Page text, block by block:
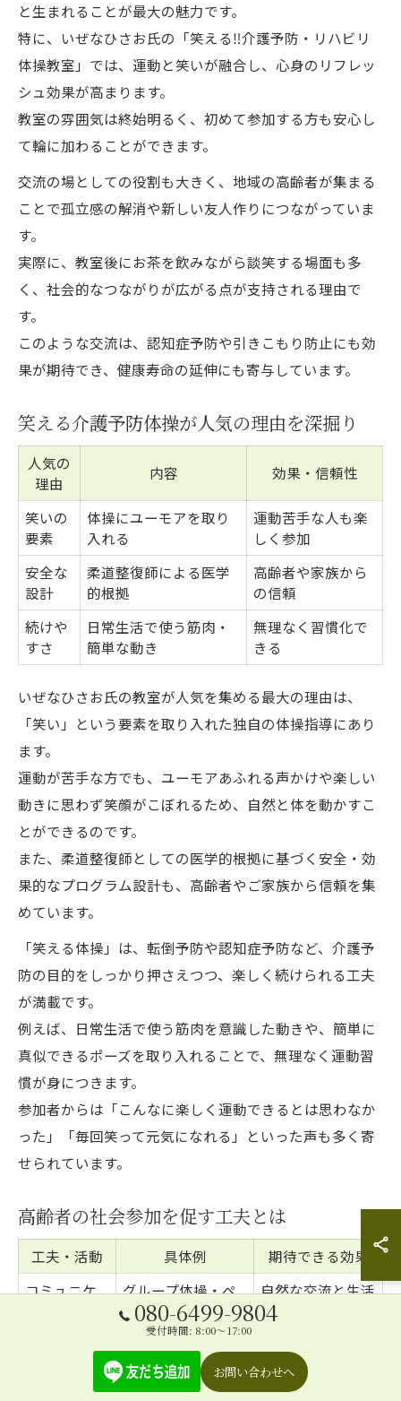
と生まれることが最大の魅力です。
特に、いぜなひさお氏の「笑える‼️介護予防・リハビリ
体操教室」では、運動と笑いが融合し、心身のリフレッ
シュ効果が高まります。
教室の雰囲気は終始明るく、初めて参加する方も安心し
て輪に加わることができます。
交流の場としての役割も大きく、地域の高齢者が集まる
ことで孤立感の解消や新しい友人作りにつながっていま
す。
実際に、教室後にお茶を飲みながら談笑する場面も多
く、社会的なつながりが広がる点が支持される理由で
す。
このような交流は、認知症予防や引きこもり防止にも効
果が期待でき、健康寿命の延伸にも寄与しています。
笑える介護予防体操が人気の理由を深掘り
人気の
理由
内容 効果・信頼性
笑いの
要素
体操にユーモアを取り
入れる
運動苦手な人も楽
しく参加
安全な
設計
柔道整復師による医学
的根拠
高齢者や家族から
の信頼
続けや
すさ
日常生活で使う筋肉・
簡単な動き
無理なく習慣化で
きる
いぜなひさお氏の教室が人気を集める最大の理由は、
「笑い」という要素を取り入れた独自の体操指導にあり
ます。
運動が苦手な方でも、ユーモアあふれる声かけや楽しい
動きに思わず笑顔がこぼれるため、自然と体を動かすこ
とができるのです。
また、柔道整復師としての医学的根拠に基づく安全・効
果的なプログラム設計も、高齢者やご家族から信頼を集
めています。
「笑える体操」は、転倒予防や認知症予防など、介護予
防の目的をしっかり押さえつつ、楽しく続けられる工夫
が満載です。
例えば、日常生活で使う筋肉を意識した動きや、簡単に
真似できるポーズを取り入れることで、無理なく運動習
慣が身につきます。
参加者からは「こんなに楽しく運動できるとは思わなか
った」「毎回笑って元気になれる」といった声も多く寄
せられています。
高齢者の社会参加を促す工夫とは
工夫・活動 具体例
期待できる効果
コミュニケ
グループ体操・ペ
アワーク
自然な交流と生活
の質向上
ービス実施
加容易
080-6499-9804
受付時間: 8:00～17:00
お問い合わせへ